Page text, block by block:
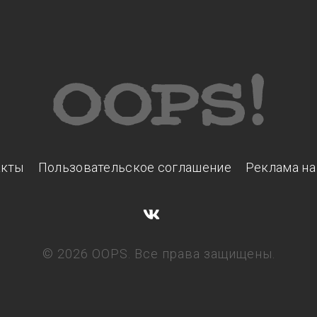
Пользовательское соглашение Реклама на
© 2026 OOPS. Все права защищены.